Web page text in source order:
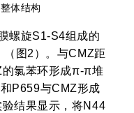
体结构
螺旋S1-S4组成的
图2）。与CMZ距
的氯苯环形成π-π堆
P659与CMZ形成
结果显示，将N44